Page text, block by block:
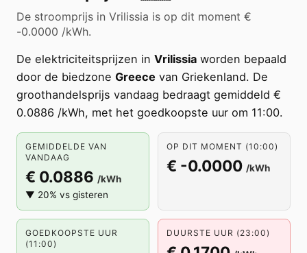
De stroomprijs in Vrilissia is op dit moment €
-0.0000 /kWh.
De elektriciteitsprijzen in Vrilissia worden bepaald
door de biedzone Greece van Griekenland. De
groothandelsprijs vandaag bedraagt gemiddeld €
0.0886 /kWh, met het goedkoopste uur om 11:00.
GEMIDDELDE VAN
VANDAAG
€ 0.0886 /kWh
▼ 20% vs gisteren
OP DIT MOMENT (10:00)
€ -0.0000 /kWh
GOEDKOOPSTE UUR
(11:00)
DUURSTE UUR (23:00)